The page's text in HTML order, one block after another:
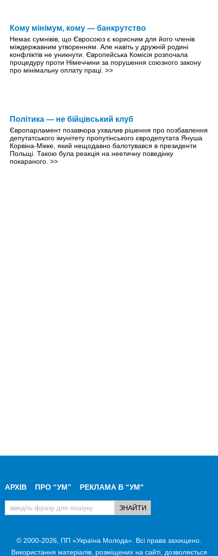
Кому мінімум, кому — банкрутство
Немає сумнівів, що Євросоюз є корисним для його членів
міждержавним утворенням. Але навіть у дружній родині
конфліктів не уникнути. Європейська Комісія розпочала
процедуру проти Німеччини за порушення союзного закону
про мінімальну оплату праці. >>
Політика — не бійцівський клуб
Європарламент позавчора ухвалив рішення про позбавлення
депутатського імунітету пропутінського євродепутата Януша
Корвіна-Мікке, який нещодавно балотувався в президенти
Польщі. Такою була реакція на неетичну поведінку
покараного. >>
АРХІВ ПРО “УМ” РЕКЛАМА В “УМ"
© 2000-2026, ПП «Україна Молода». Всі права захищено.
Використання матеріалів, розміщених на сайті, дозволяється